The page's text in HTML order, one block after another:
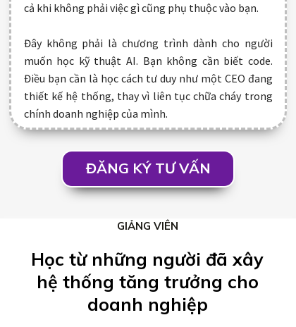
cả khi không phải việc gì cũng phụ thuộc vào bạn.
Đây không phải là chương trình dành cho người
muốn học kỹ thuật AI. Bạn không cần biết code.
Điều bạn cần là học cách tư duy như một CEO đang
thiết kế hệ thống, thay vì liên tục chữa cháy trong
chính doanh nghiệp của mình.
ĐĂNG KÝ TƯ VẤN
Học từ những người đã xây
hệ thống tăng trưởng cho
doanh nghiệp
GIẢNG VIÊN